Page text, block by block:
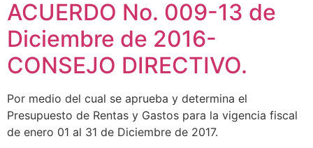
ACUERDO No. 009-13 de
Diciembre de 2016-
CONSEJO DIRECTIVO.
Por medio del cual se aprueba y determina el
Presupuesto de Rentas y Gastos para la vigencia fiscal
de enero 01 al 31 de Diciembre de 2017.